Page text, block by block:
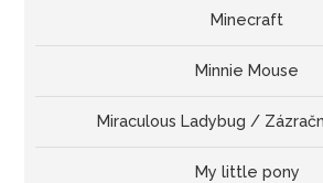
Minecraft
Minnie Mouse
Miraculous Ladybug /
My little pony